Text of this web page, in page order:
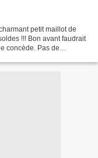
petit maillot de
!!! Bon avant faudrait
concède. Pas de